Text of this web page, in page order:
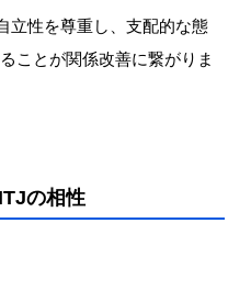
立性を尊重し、支配的な態
ことが関係改善に繋がりま
の相性